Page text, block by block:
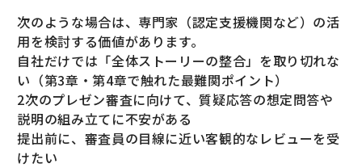
次のような場合は、専門家（認定支援機関など）の活
用を検討する価値があります。
自社だけでは「全体ストーリーの整合」を取り切れな
い（第3章・第4章で触れた最難関ポイント）
2次のプレゼン審査に向けて、質疑応答の想定問答や
説明の組み立てに不安がある
提出前に、審査員の目線に近い客観的なレビューを受
けたい